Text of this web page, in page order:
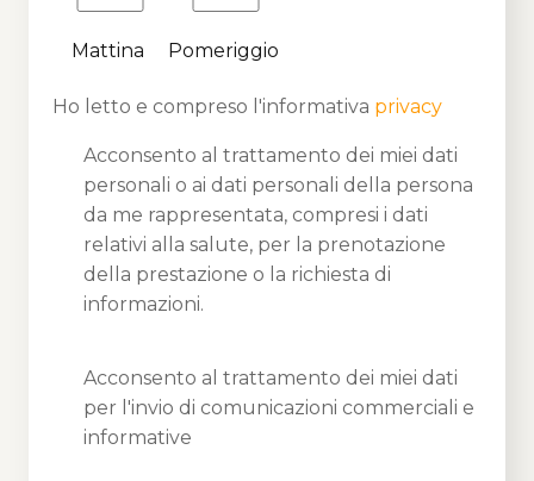
Mattina Pomeriggio
Ho letto e compreso l'informativa privacy
Acconsento al trattamento dei miei dati
personali o ai dati personali della persona
da me rappresentata, compresi i dati
relativi alla salute, per la prenotazione
della prestazione o la richiesta di
informazioni.
Acconsento al trattamento dei miei dati
per l'invio di comunicazioni commerciali e
informative